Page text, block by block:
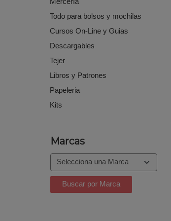
Todo para bolsos y mochilas
Cursos On-Line y Guias
Descargables
Tejer
Libros y Patrones
Papeleria
Kits
Marcas